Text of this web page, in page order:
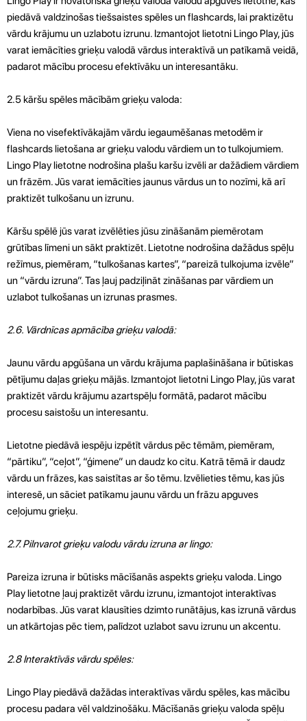
piedāvā valdzinošas tiešsaistes spēles un flashcards, lai praktizētu
vārdu krājumu un uzlabotu izrunu. Izmantojot lietotni Lingo Play, jūs
varat iemācīties grieķu valodā vārdus interaktīvā un patīkamā veidā,
padarot mācību procesu efektīvāku un interesantāku.
2.5 kāršu spēles mācībām grieķu valoda:
Viena no visefektīvākajām vārdu iegaumēšanas metodēm ir
flashcards lietošana ar grieķu valodu vārdiem un to tulkojumiem.
Lingo Play lietotne nodrošina plašu karšu izvēli ar dažādiem vārdiem
un frāzēm. Jūs varat iemācīties jaunus vārdus un to nozīmi, kā arī
praktizēt tulkošanu un izrunu.
Kāršu spēlē jūs varat izvēlēties jūsu zināšanām piemērotam
grūtības līmeni un sākt praktizēt. Lietotne nodrošina dažādus spēļu
režīmus, piemēram, “tulkošanas kartes”, “pareizā tulkojuma izvēle”
un “vārdu izruna”. Tas ļauj padziļināt zināšanas par vārdiem un
uzlabot tulkošanas un izrunas prasmes.
2.6. Vārdnīcas apmācība grieķu valodā:
Jaunu vārdu apgūšana un vārdu krājuma paplašināšana ir būtiskas
pētījumu daļas grieķu mājās. Izmantojot lietotni Lingo Play, jūs varat
praktizēt vārdu krājumu azartspēļu formātā, padarot mācību
procesu saistošu un interesantu.
Lietotne piedāvā iespēju izpētīt vārdus pēc tēmām, piemēram,
“pārtiku”, “ceļot”, “ģimene” un daudz ko citu. Katrā tēmā ir daudz
vārdu un frāzes, kas saistītas ar šo tēmu. Izvēlieties tēmu, kas jūs
interesē, un sāciet patīkamu jaunu vārdu un frāzu apguves
ceļojumu grieķu.
2.7. Pilnvarot grieķu valodu vārdu izruna ar lingo:
Pareiza izruna ir būtisks mācīšanās aspekts grieķu valoda. Lingo
Play lietotne ļauj praktizēt vārdu izrunu, izmantojot interaktīvas
nodarbības. Jūs varat klausīties dzimto runātājus, kas izrunā vārdus
un atkārtojas pēc tiem, palīdzot uzlabot savu izrunu un akcentu.
2.8 Interaktīvās vārdu spēles:
Lingo Play piedāvā dažādas interaktīvas vārdu spēles, kas mācību
procesu padara vēl valdzinošāku. Mācīšanās grieķu valoda spēļu